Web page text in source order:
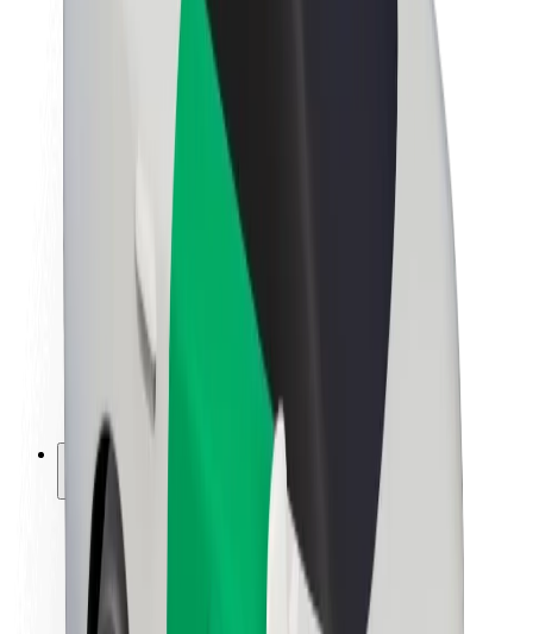
Bolt-da davamlılıq
Project Zero
Xəbər otağı
Brend təlimatları
İnvestorlarla əlaqələr
Rəhbərlik
Brend
Urban Fondu
Təhlükəsizlik
Sərnişin təhlükəsizliyi
Sürücü təhlükəsizliyi
Skuter təhlükəsizliyi